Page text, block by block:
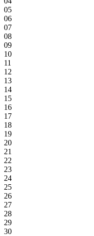
05
06
07
08
09
10
11
12
13
14
15
16
17
18
19
20
21
22
23
24
25
26
27
28
29
30